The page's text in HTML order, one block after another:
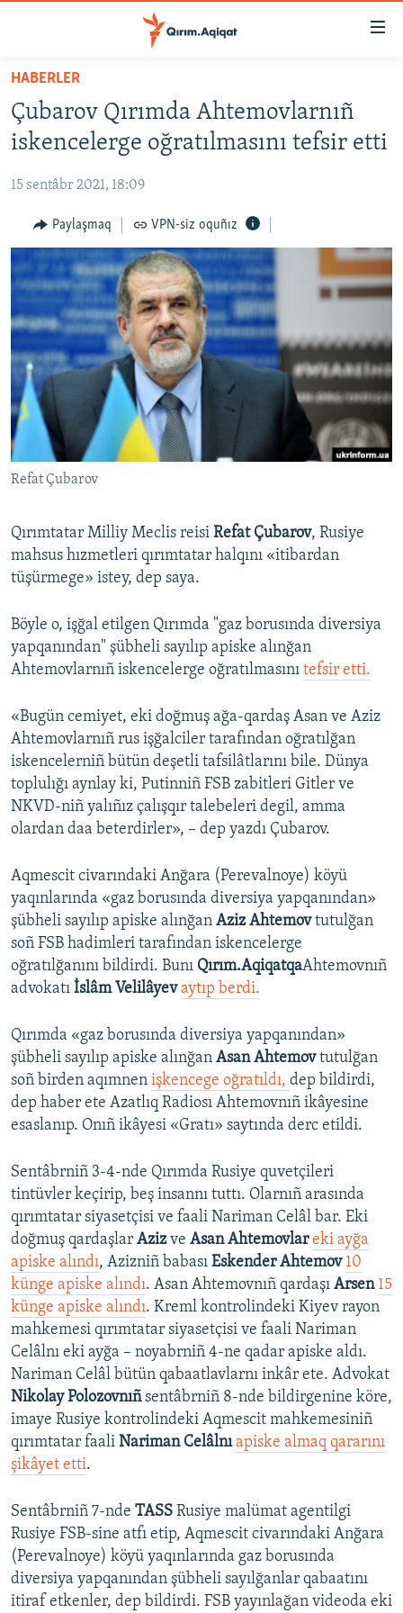
Esas
qaytmaq
Baş
qaytmaq
qaytmaq
HABERLER
SİYASET
CEMİYET
MEDENİYET
İNSAN AQLARI
VİDEO
SÜRET
BLOGLAR
FİKİR
Русский
Українською
HABERLER
Çubarov Qırımda Ahtemovlarnıñ
iskencelerge oğratılmasını tefsir etti
15 sentâbr 2021, 18:09
Paylaşmaq VPN-siz oquñız
Refat Çubarov
Qırımtatar Milliy Meclis reisi Refat Çubarov, Rusiye
mahsus hızmetleri qırımtatar halqını «itibardan
tüşürmege» istey, dep saya.
Böyle o, işğal etilgen Qırımda "gaz borusında diversiya
yapqanından" şübheli sayılıp apiske alınğan
Ahtemovlarnıñ iskencelerge oğratılmasını tefsir etti.
«Bugün cemiyet, eki doğmuş ağa-qardaş Asan ve Aziz
Ahtemovlarnıñ rus işğalciler tarafından oğratılğan
iskencelerniñ bütün deşetli tafsilâtlarını bile. Dünya
toplulığı aynlay ki, Putinniñ FSB zabitleri Gitler ve
NKVD-niñ yalıñız çalışqır talebeleri degil, amma
olardan daa beterdirler», – dep yazdı Çubarov.
Aqmescit civarındaki Anğara (Perevalnoye) köyü
yaqınlarında «gaz borusında diversiya yapqanından»
şübheli sayılıp apiske alınğan Aziz Ahtemovtutulğan
soñ FSB hadimleri tarafından iskencelerge
oğratılğanını bildirdi. Bunı Qırım.AqiqatqaAhtemovnıñ
advokatı İslâm Velilâyev aytıp berdi.
Qırımda «gaz borusında diversiya yapqanından»
şübheli sayılıp apiske alınğan Asan Ahtemovtutulğan
soñ birden aqımnen işkencege oğratıldı, dep bildirdi,
dep haber ete Azatlıq Radiosı Ahtemovnıñ ikâyesine
esaslanıp. Onıñ ikâyesi «Gratı» saytında derc etildi.
Sentâbrniñ 3-4-nde Qırımda Rusiye quvetçileri
tintüvler keçirip, beş insannı tuttı. Olarnıñ arasında
qırımtatar siyasetçisi ve faali Nariman Celâl bar. Eki
doğmuş qardaşlar Azizve Asan Ahtemovlar eki ayğa
apiske alındı, Azizniñ babası Eskender Ahtemov 10
künge apiske alındı. Asan Ahtemovnıñ qardaşı Arsen 15
künge apiske alındı. Kreml kontrolindeki Kiyev rayon
mahkemesi qırımtatar siyasetçisi ve faali Nariman
Celâlnı eki ayğa – noyabrniñ 4-ne qadar apiske aldı.
Nariman Celâl bütün qabaatlavlarnı inkâr ete.​ ​Advokat
Nikolay Polozovnıñsentâbrniñ 8-nde bildirgenine köre,
imaye Rusiye kontrolindeki Aqmescit mahkemesiniñ
qırımtatar faali Nariman Celâlnıapiske almaq qararını
şikâyet etti.​
Sentâbrniñ 7-nde TASS Rusiye malümat agentilgi
Rusiye FSB-sine atfı etip, Aqmescit civarındaki Anğara
(Perevalnoye) köyü yaqınlarında gaz borusında
diversiya yapqanından şübheli sayılğanlar qabaatını
itiraf etkenler, dep bildirdi. FSB yayınlağan videoda eki